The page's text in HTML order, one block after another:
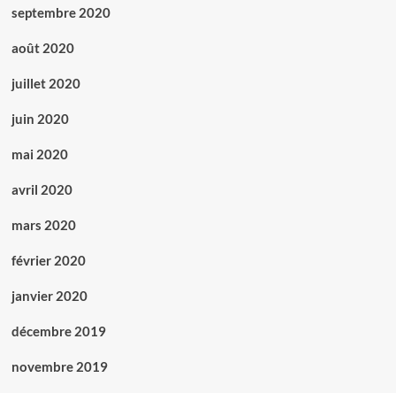
septembre 2020
août 2020
juillet 2020
juin 2020
mai 2020
avril 2020
mars 2020
février 2020
janvier 2020
décembre 2019
novembre 2019